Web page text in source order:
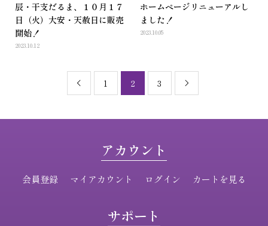
辰・干支だるま、１０月１７
日（火）大安・天赦日に販売
開始！
2023.10.12
ホームページリニューアルし
ました！
2023.10.05
 1 2 3 
アカウント
会員登録 マイアカウント ログイン カートを見る
サポート